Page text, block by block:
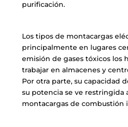
purificación.
Los tipos de montacargas
principalmente en lugares
emisión de gases tóxicos los
trabajar en almacenes y
Por otra parte, su capacidad
su potencia se ve restringida
montacargas de combustión